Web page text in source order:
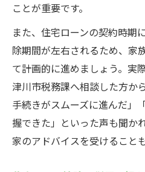
ことが重要です。
また、住宅ローンの契約時期
除期間が左右されるため、家
て計画的に進めましょう。実
津川市税務課へ相談した方か
手続きがスムーズに進んだ」
握できた」といった声も聞か
家のアドバイスを受けること